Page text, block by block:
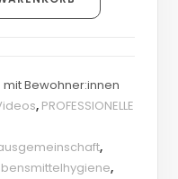
Bewohner:innen
, PROFESSIONELLE
,
,